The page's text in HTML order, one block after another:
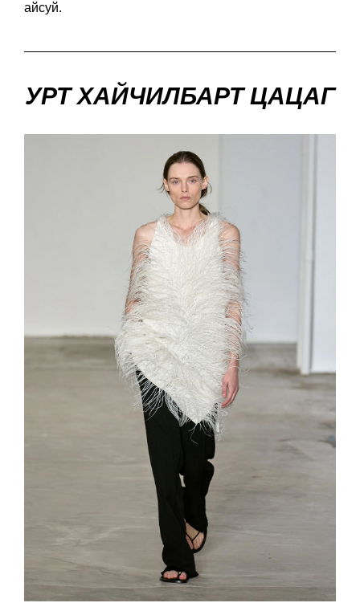
айсуй.
УРТ ХАЙЧИЛБАРТ ЦАЦАГ